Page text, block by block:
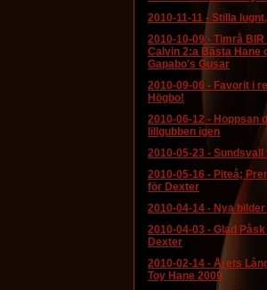
2010-11-11 - Stilla
2010-10-09 - Timrå
Calvin 2:a Bästa Hane
Gapabo's Gusar
2010-09-06 - Favorit i
Högbo!
2010-06-12 - Hoppsan
lillgubben igen
2010-05-23 - Sundsvall
2010-05-16 - Piteå;
för Dexter
2010-04-14 - Nya
2010-04-03 - Glad
Dexter
2010-02-14 - Årets
Toy Hane 2009